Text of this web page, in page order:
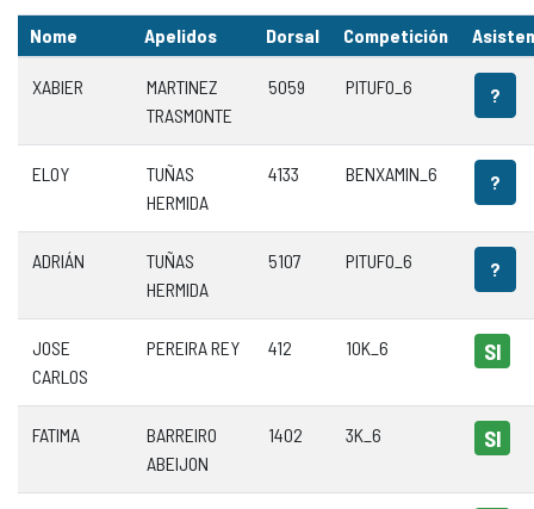
Nome Apelidos Dorsal Competición
XABIER
MARTINEZ
TRASMONTE
5059 PITUFO_6 ?
ELOY
TUÑAS
HERMIDA
4133 BENXAMIN_6 ?
ADRIÁN
TUÑAS
HERMIDA
5107 PITUFO_6 ?
JOSE
CARLOS
PEREIRA REY 412 10K_6 SI
FATIMA
BARREIRO
ABEIJON
1402 3K_6 SI